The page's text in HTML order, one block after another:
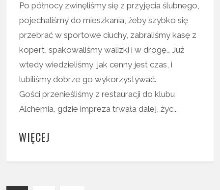
Po północy zwinęliśmy się z przyjęcia ślubnego,
pojechaliśmy do mieszkania, żeby szybko się
przebrać w sportowe ciuchy, zabraliśmy kasę z
kopert, spakowaliśmy walizki i w drogę… Już
wtedy wiedzieliśmy, jak cenny jest czas, i
lubiliśmy dobrze go wykorzystywać.
Gości przenieśliśmy z restauracji do klubu
Alchemia, gdzie impreza trwała dalej, życ...
WIĘCEJ